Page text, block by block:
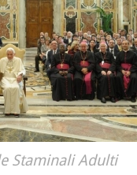
Staminali Adulti